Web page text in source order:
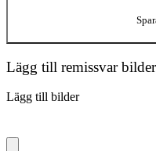
Lägg till remissvar
Lägg till bilder